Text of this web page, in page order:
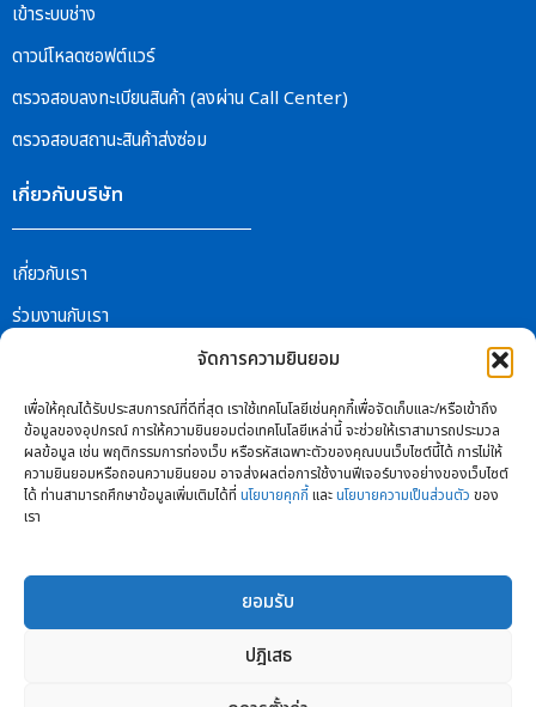
จัดการความยินยอม
เพื่อให้คุณได้รับประสบการณ์ที่ดีที่สุด เราใช้เทคโนโลยีเช่นคุกกี้เพื่อจัดเก็บและ/หรือเข้าถึง
ข้อมูลของอุปกรณ์ การให้ความยินยอมต่อเทคโนโลยีเหล่านี้ จะช่วยให้เราสามารถประมวล
ผลข้อมูล เช่น พฤติกรรมการท่องเว็บ หรือรหัสเฉพาะตัวของคุณบนเว็บไซต์นี้ได้ การไม่ให้
ความยินยอมหรือถอนความยินยอม อาจส่งผลต่อการใช้งานฟีเจอร์บางอย่างของเว็บไซต์
ได้ ท่านสามารถศึกษาข้อมูลเพิ่มเติมได้ที่ นโยบายคุกกี้ และนโยบายความเป็นส่วนตัว ของ
เรา
ยอมรับ
ปฎิเสธ
เข้าระบบช่าง
ดาวน์โหลดซอฟต์แวร์
ตรวจสอบลงทะเบียนสินค้า (ลงผ่าน Call Center)
ตรวจสอบสถานะสินค้าส่งซ่อม
เกี่ยวกับบริษัท
เกี่ยวกับเรา
ร่วมงานกับเรา
แอปพลิเคชัน
Android APP
PSI HOME
iOS APP
PSI Solar Cell